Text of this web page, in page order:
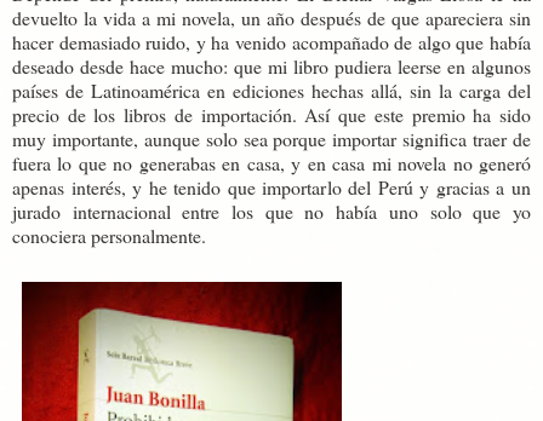
devuelto la vida a mi novela, un año después de que apareciera sin
hacer demasiado ruido, y ha venido acompañado de algo que había
deseado desde hace mucho: que mi libro pudiera leerse en algunos
países de Latinoamérica en ediciones hechas allá, sin la carga del
precio de los libros de importación. Así que este premio ha sido
muy importante, aunque solo sea porque importar significa traer de
fuera lo que no generabas en casa, y en casa mi novela no generó
apenas interés, y he tenido que importarlo del Perú y gracias a un
jurado internacional entre los que no había uno solo que yo
conociera personalmente.